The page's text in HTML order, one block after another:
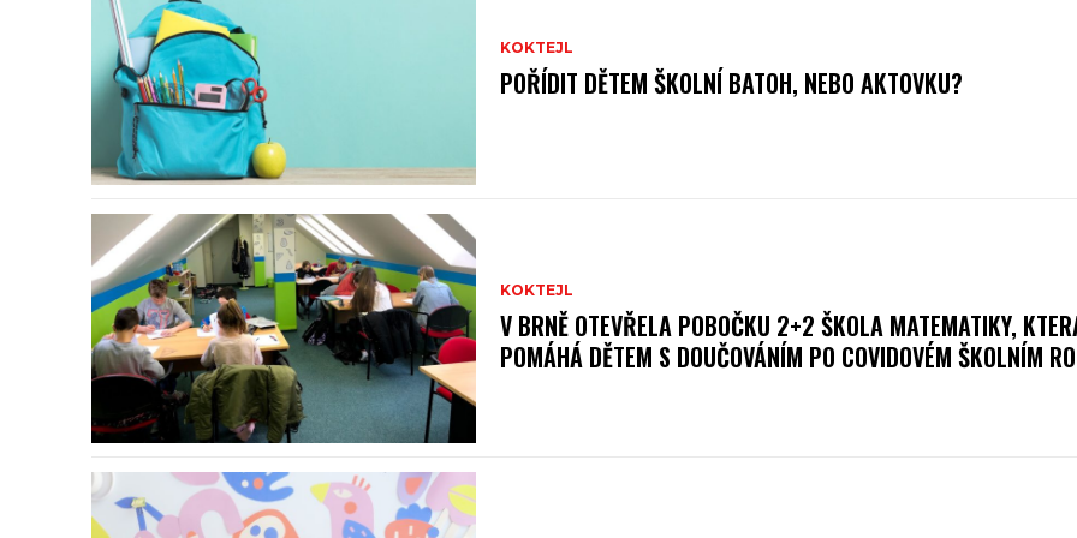
KOKTEJL
POŘÍDIT DĚTEM ŠKOLNÍ BATOH, NEBO AKTOVKU?
KOKTEJL
V BRNĚ OTEVŘELA POBOČKU 2+2 ŠKOLA MATEMATIKY,
POMÁHÁ DĚTEM S DOUČOVÁNÍM PO COVIDOVÉM ŠKOLNÍM